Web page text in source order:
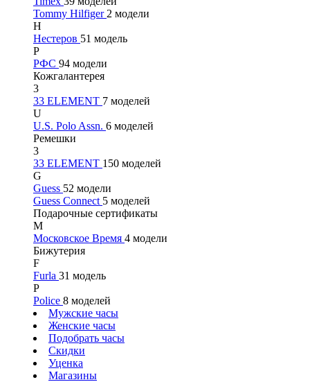
Tommy Hilfiger 2 модели
Н
Нестеров 51 модель
Р
РФС 94 модели
Кожгалантерея
3
33 ELEMENT 7 моделей
U
U.S. Polo Assn. 6 моделей
Ремешки
3
33 ELEMENT 150 моделей
G
Guess 52 модели
Guess Connect 5 моделей
Подарочные сертификаты
М
Московское Время 4 модели
Бижутерия
F
Furla 31 модель
P
Police 8 моделей
Мужские часы
Женские часы
Подобрать часы
Скидки
Уценка
Магазины